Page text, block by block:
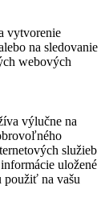
vytvorenie
na sledovanie
webových
výlučne na
služieb
uložené
použiť na vašu